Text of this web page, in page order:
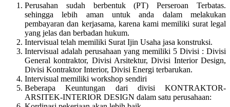
Perusahan sudah berbentuk (PT) Perseroan Terbatas.
sehingga lebih aman untuk anda dalam melakukan
pembayaran dan kerjasama, karena kami memiliki surat legal
yang jelas dan berbadan hukum.
Intervisual telah memiliki Surat Ijin Usaha jasa konstruksi.
Intervisual adalah perusahaan yang memiliki 5 Divisi : Divisi
General kontraktor, Divisi Arsitektur, Divisi Interior Design,
Divisi Kontraktor Interior, Divisi Energi terbarukan.
Intervisual memiliki workshop sendiri
Beberapa Keuntungan dari divisi KONTRAKTOR-
ARSITEK-INTERIOR DESIGN dalam satu perusahaan: